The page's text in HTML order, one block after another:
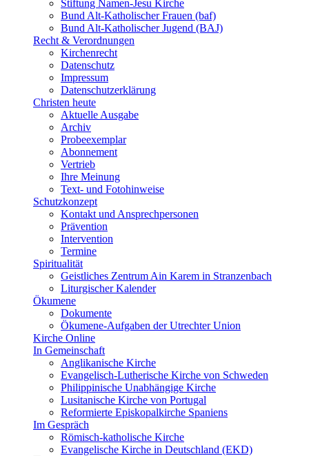
Stiftung Namen-Jesu Kirche
Bund Alt-Katholischer Frauen (baf)
Bund Alt-Katholischer Jugend (BAJ)
Recht & Verordnungen
Kirchenrecht
Datenschutz
Impressum
Datenschutzerklärung
Christen heute
Aktuelle Ausgabe
Archiv
Probeexemplar
Abonnement
Vertrieb
Ihre Meinung
Text- und Fotohinweise
Schutzkonzept
Kontakt und Ansprechpersonen
Prävention
Intervention
Termine
Spiritualität
Geistliches Zentrum Ain Karem in Stranzenbach
Liturgischer Kalender
Ökumene
Dokumente
Ökumene-Aufgaben der Utrechter Union
Kirche Online
In Gemeinschaft
Anglikanische Kirche
Evangelisch-Lutherische Kirche von Schweden
Philippinische Unabhängige Kirche
Lusitanische Kirche von Portugal
Reformierte Episkopalkirche Spaniens
Im Gespräch
Römisch-katholische Kirche
Evangelische Kirche in Deutschland (EKD)